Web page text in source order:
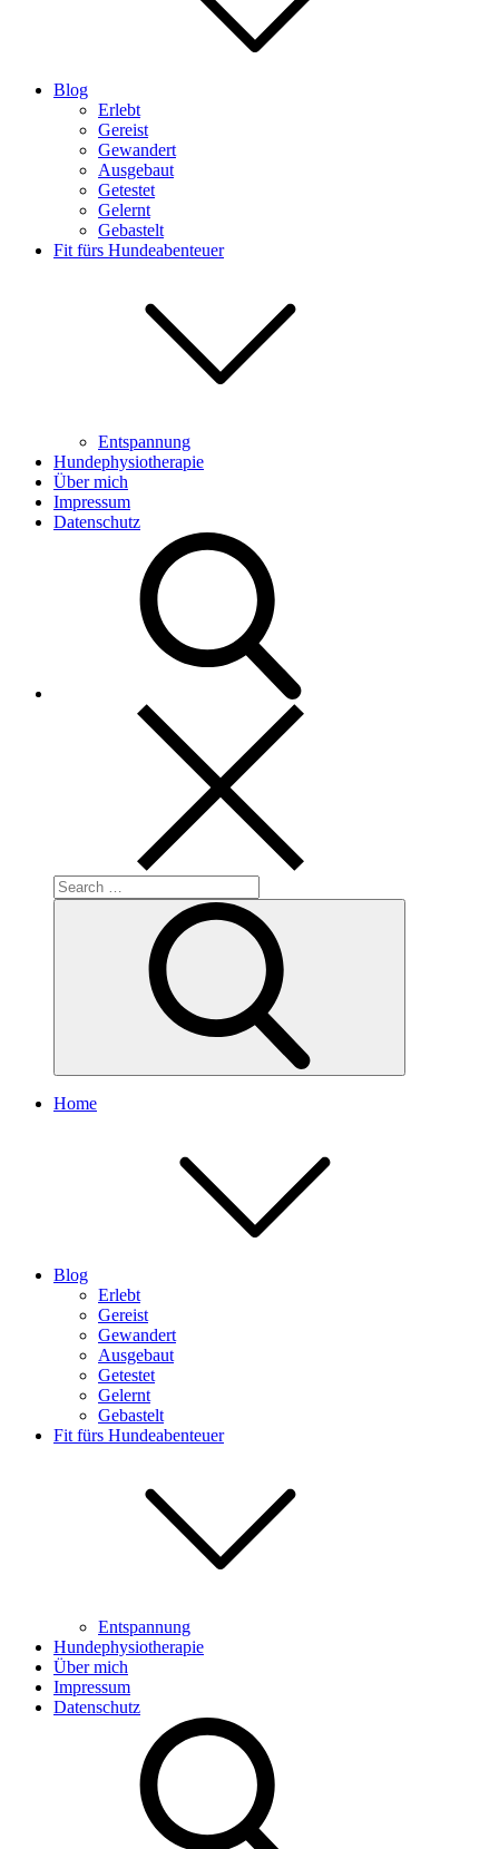
Blog
Erlebt
Gereist
Gewandert
Ausgebaut
Getestet
Gelernt
Gebastelt
Fit fürs Hundeabenteuer
Entspannung
Hundephysiotherapie
Über mich
Impressum
Datenschutz
Search
for:
Home
Blog
Erlebt
Gereist
Gewandert
Ausgebaut
Getestet
Gelernt
Gebastelt
Fit fürs Hundeabenteuer
Entspannung
Hundephysiotherapie
Über mich
Impressum
Datenschutz